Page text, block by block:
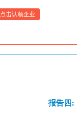
点击认领企业
报告四: